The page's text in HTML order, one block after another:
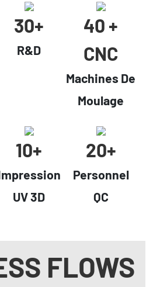
30+
R&D
40 +
CNC
Machines De
Moulage
10+
UV 3D
20+
Personnel
QC
FLOWS